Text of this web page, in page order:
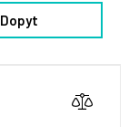
Dopyt